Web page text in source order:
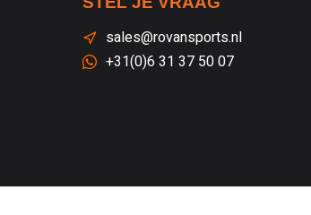
sales@rovansports.nl
+31(0)6 31 37 50 07